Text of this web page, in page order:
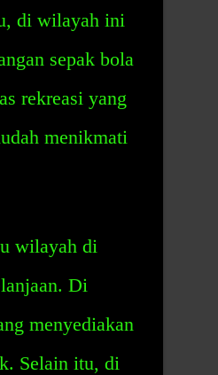
di wilayah ini
sepak bola
rekreasi yang
menikmati
wilayah di
Di
menyediakan
Selain itu, di